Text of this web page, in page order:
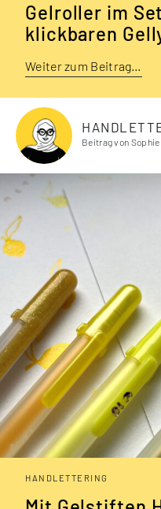
Gelroller im
klickbaren
Weiter zum Beitrag…
Beitrag von Sophie
HANDLETTERING